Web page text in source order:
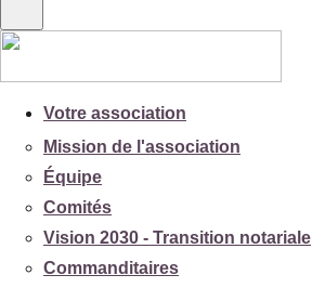
Votre association
Mission de l'association
Équipe
Comités
Vision 2030 - Transition notariale
Commanditaires